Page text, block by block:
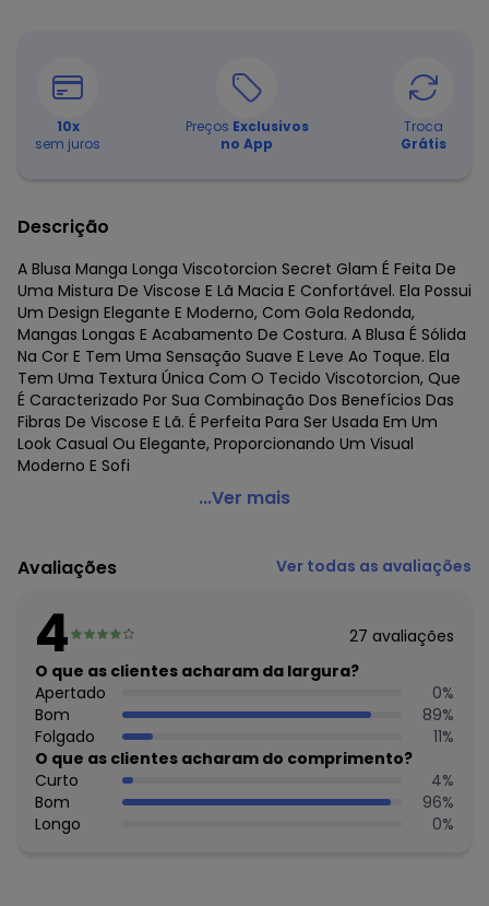
10x
sem juros
Preços Exclusivos
no App
Troca
Grátis
Descrição
A Blusa Manga Longa Viscotorcion Secret Glam É Feita De
Uma Mistura De Viscose E Lã Macia E Confortável. Ela Possui
Um Design Elegante E Moderno, Com Gola Redonda,
Mangas Longas E Acabamento De Costura. A Blusa É Sólida
Na Cor E Tem Uma Sensação Suave E Leve Ao Toque. Ela
Tem Uma Textura Única Com O Tecido Viscotorcion, Que
É Caracterizado Por Sua Combinação Dos Benefícios Das
Fibras De Viscose E Lã. É Perfeita Para Ser Usada Em Um
Look Casual Ou Elegante, Proporcionando Um Visual
Moderno E Sofi
Secret Glam - Blusa Manga Longa Viscotorcion Bege
Tecido: Malha visco premiere
Composição: Peca total 4% elastano 96% viscose
Histórico de preços
O preço apresentado abaixo é o menor oferecido em
algum dia do mês, para o menor tamanho disponível.
agosto/2026
N/D*
julho/2026 R$ 39,33
junho/2026 R$ 39,33
maio/2026 R$ 39,33
abril/2026 R$ 39,33
março/2026 N/D*
fevereiro/2026 R$ 39,33
...Ver mais
Avaliações Ver todas as avaliações
4 27 avaliações
O que as clientes acharam da largura?
Apertado
0%
Bom
89%
Folgado
11%
O que as clientes acharam do comprimento?
Curto
4%
Bom
96%
Longo
0%